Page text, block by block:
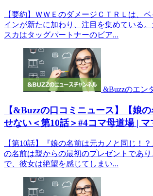
【要約】ＷＷＥのダメージＣＴＲＬは、
インが新たに加わり、注目を集めている
スカはタッグパートナーのビア...
&Buzzのエン
【&Buzzの口コミニュース】【娘
せない＜第10話＞#4コマ母道場 | マ
【第10話】『娘の名前は元カノと同じ！
の名前は親からの最初のプレゼントであ
で、彼女は絶望を感じてしまい...